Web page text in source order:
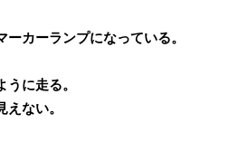
カーランプになっている。
に走る。
ない。